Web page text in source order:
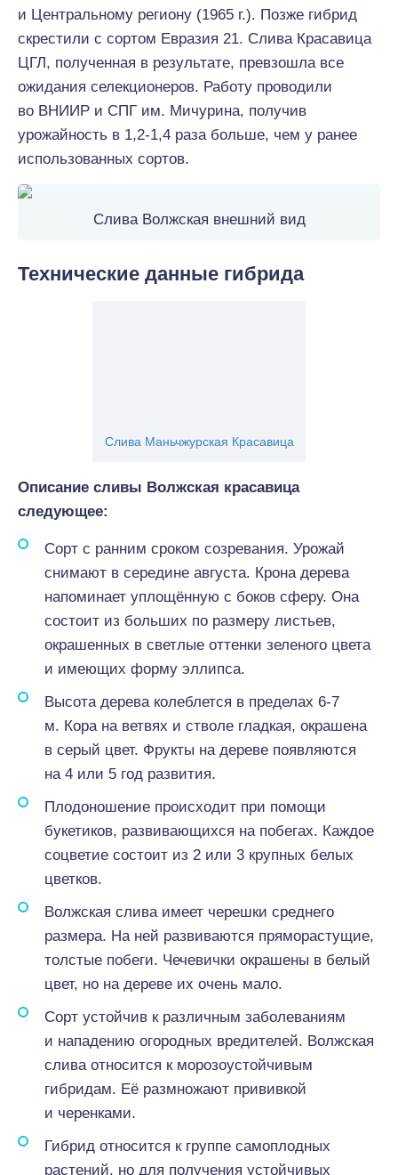
и Центральному региону (1965 г.). Позже гибрид
скрестили с сортом Евразия 21. Слива Красавица
ЦГЛ, полученная в результате, превзошла все
ожидания селекционеров. Работу проводили
во ВНИИР и СПГ им. Мичурина, получив
урожайность в 1,2-1,4 раза больше, чем у ранее
использованных сортов.
Слива Волжская внешний вид
Технические данные гибрида
Слива Маньчжурская Красавица
Описание сливы Волжская красавица
следующее:
Сорт с ранним сроком созревания. Урожай
снимают в середине августа. Крона дерева
напоминает уплощённую с боков сферу. Она
состоит из больших по размеру листьев,
окрашенных в светлые оттенки зеленого цвета
и имеющих форму эллипса.
Высота дерева колеблется в пределах 6-7
м. Кора на ветвях и стволе гладкая, окрашена
в серый цвет. Фрукты на дереве появляются
на 4 или 5 год развития.
Плодоношение происходит при помощи
букетиков, развивающихся на побегах. Каждое
соцветие состоит из 2 или 3 крупных белых
цветков.
Волжская слива имеет черешки среднего
размера. На ней развиваются пряморастущие,
толстые побеги. Чечевички окрашены в белый
цвет, но на дереве их очень мало.
Сорт устойчив к различным заболеваниям
и нападению огородных вредителей. Волжская
слива относится к морозоустойчивым
гибридам. Её размножают прививкой
и черенками.
Гибрид относится к группе самоплодных
растений, но для получения устойчивых